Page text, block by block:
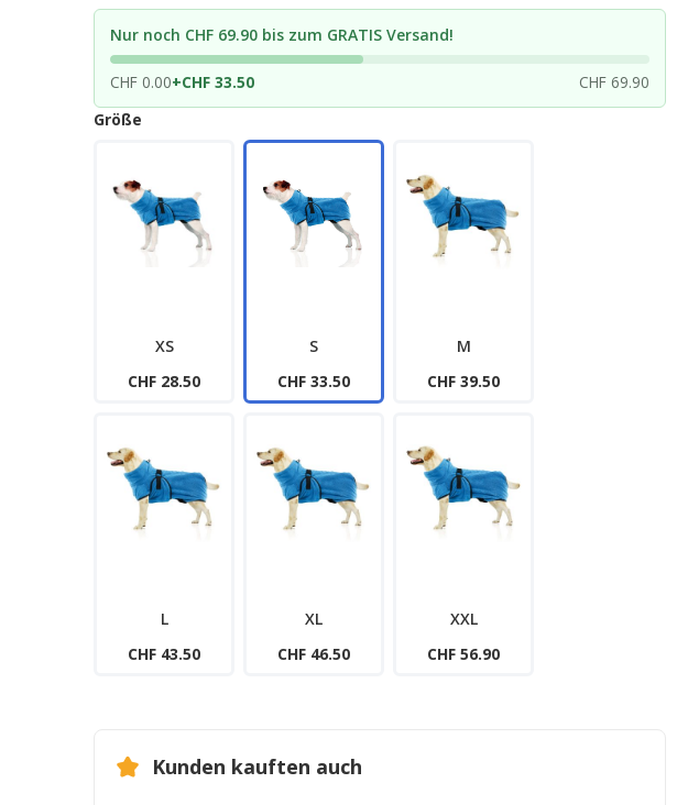
Nur noch CHF 69.90 bis zum GRATIS Versand!
CHF 0.00+CHF 33.50
CHF 69.90
Größe
XS
CHF 28.50
S
CHF 33.50
M
CHF 39.50
L
CHF 43.50
XL
CHF 46.50
XXL
CHF 56.90
Kunden kauften auch